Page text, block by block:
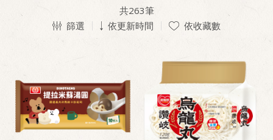
共263筆
篩選
依更新時間 依收藏數